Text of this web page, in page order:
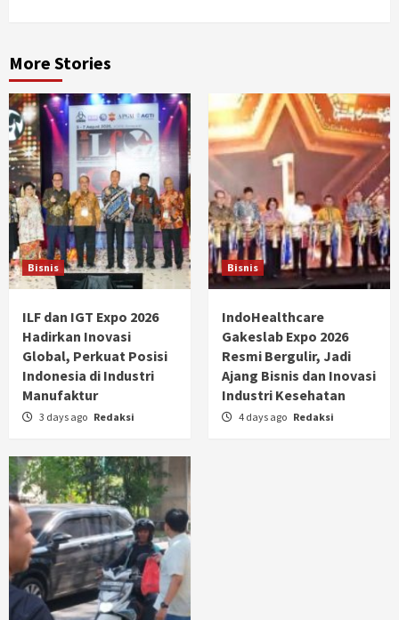
More Stories
Bisnis
ILF dan IGT Expo 2026
Hadirkan Inovasi
Global, Perkuat Posisi
Indonesia di Industri
Manufaktur
3 days ago Redaksi
Bisnis
IndoHealthcare
Gakeslab Expo 2026
Resmi Bergulir, Jadi
Ajang Bisnis dan Inovasi
Industri Kesehatan
4 days ago Redaksi